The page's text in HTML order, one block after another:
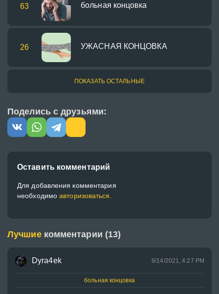
63 больная концовка
26 УЖАСНАЯ КОНЦОВКА
ПОКАЗАТЬ ОСТАЛЬНЫЕ
Поделись с друзьями:
Оставить комментарий
Для добавления комментария
необходимоавторизоваться.
Лучшие комментарии (13)
Dyra4ek 9/14/2021, 4:27 PM
больная концовка